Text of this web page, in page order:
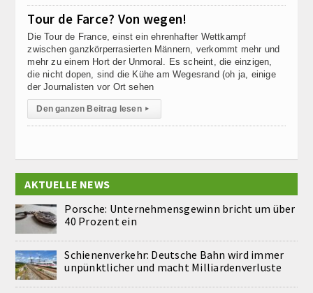
Tour de Farce? Von wegen!
Die Tour de France, einst ein ehrenhafter Wettkampf
zwischen ganzkörperrasierten Männern, verkommt mehr und
mehr zu einem Hort der Unmoral. Es scheint, die einzigen,
die nicht dopen, sind die Kühe am Wegesrand (oh ja, einige
der Journalisten vor Ort sehen
Den ganzen Beitrag lesen ▸
AKTUELLE NEWS
Porsche: Unternehmensgewinn bricht um über
40 Prozent ein
Schienenverkehr: Deutsche Bahn wird immer
unpünktlicher und macht Milliardenverluste